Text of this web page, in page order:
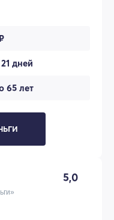
дней
65 лет
5,0